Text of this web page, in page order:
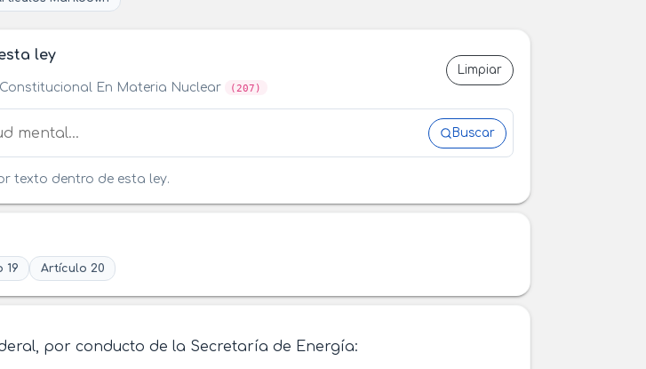
ley
En Materia Nuclear (207)
Limpiar
Buscar
texto dentro de esta ley.
19 Artículo 20
por conducto de la Secretaría de Energía: